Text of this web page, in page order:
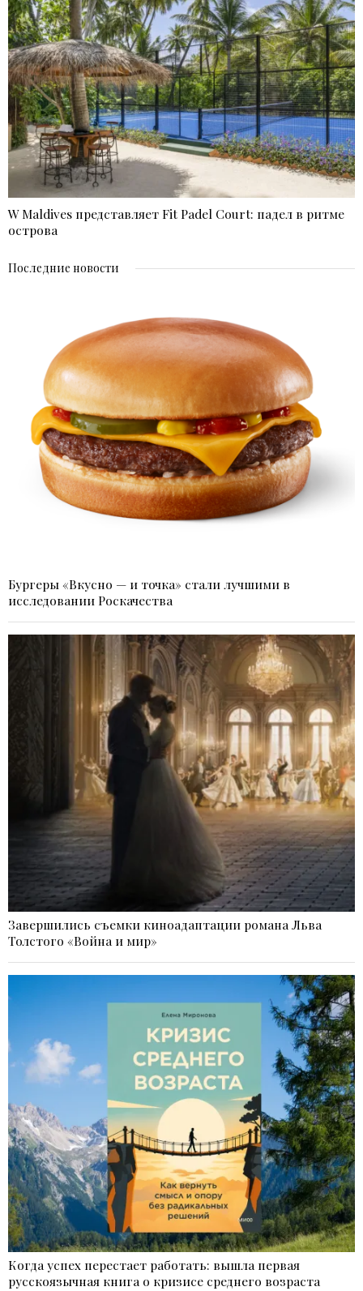
W Maldives представляет Fit Padel Court: падел в ритме
острова
Последние новости
Бургеры «Вкусно — и точка» стали лучшими в
исследовании Роскачества
Завершились съемки киноадаптации романа Льва
Толстого «Война и мир»
Когда успех перестает работать: вышла первая
русскоязычная книга о кризисе среднего возраста